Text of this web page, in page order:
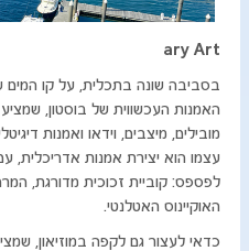
ary Art
האמנות העכשווית של בוסטון,
מובילים, מיצבים, וידאו ואמנות
עצמו הוא יצירת אמנות אדריכלית,
לפספס: קוביית זכוכית מדורגת,
האוקיינוס האטלנטי.
כדאי לעצור גם לקפה במוזיאון,